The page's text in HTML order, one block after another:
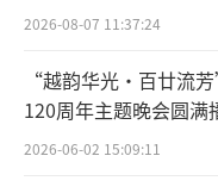
历史学者、
说，每年公历的
2026-08-07 11:37:24
“越韵华光·百廿流
120周年主题晚会圆满
2026-06-02 15:09:11